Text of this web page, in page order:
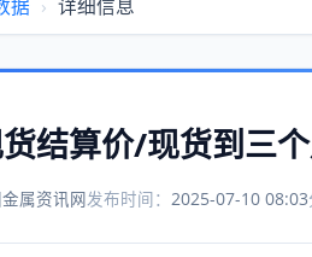
据 › 详细信息
结算价/现货到三
属资讯网发布时间： 2025-07-10 08:03